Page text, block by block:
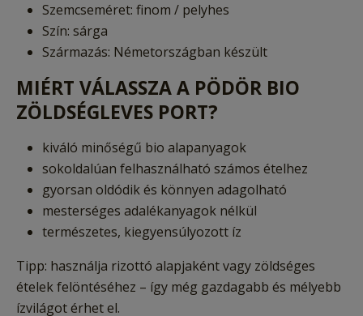
Szemcseméret: finom / pelyhes
Szín: sárga
Származás: Németországban készült
MIÉRT VÁLASSZA A PÖDÖR BIO
ZÖLDSÉGLEVES PORT?
kiváló minőségű bio alapanyagok
sokoldalúan felhasználható számos ételhez
gyorsan oldódik és könnyen adagolható
mesterséges adalékanyagok nélkül
természetes, kiegyensúlyozott íz
Tipp: használja rizottó alapjaként vagy zöldséges
ételek felöntéséhez – így még gazdagabb és mélyebb
ízvilágot érhet el.